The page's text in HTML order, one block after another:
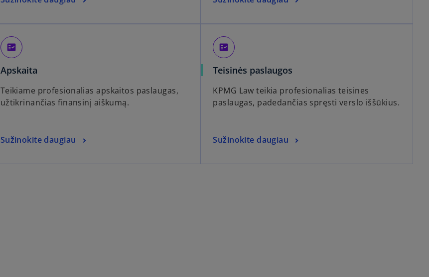
fact_check
Apskaita
Teikiame profesionalias apskaitos paslaugas,
užtikrinančias finansinį aiškumą.
Sužinokite daugiau
fact_check
Teisinės paslaugos
KPMG Law teikia profesionalias teisines
paslaugas, padedančias spręsti verslo iššūkius.
Sužinokite daugiau